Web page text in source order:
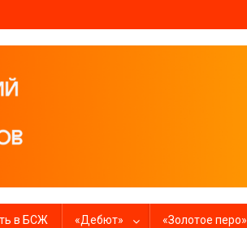
в БСЖ «Дебют» «Золотое перо»